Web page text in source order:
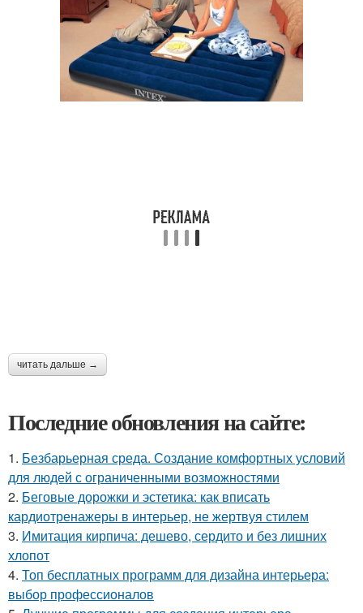
читать дальше →
Последние обновления на сайте:
1. Безбарьерная среда. Создание комфортных условий
для людей с ограниченными возможностями
2. Беговые дорожки и эстетика: как вписать
кардиотренажеры в интерьер, не жертвуя стилем
3. Имитация кирпича: дешево, сердито и без лишних
хлопот
4. Топ бесплатных программ для дизайна интерьера:
выбор профессионалов